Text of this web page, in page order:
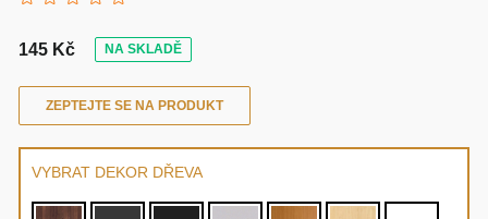
145 Kč NA SKLADĚ
ZEPTEJTE SE NA PRODUKT
VYBRAT DEKOR DŘEVA